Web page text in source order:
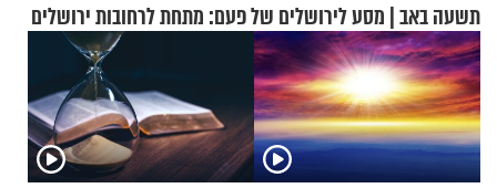
תשעה באב | מסע לירושלים של פעם: מתחת לרחובות ירושלים